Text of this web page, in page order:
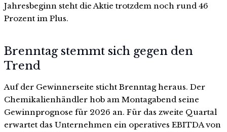
Jahresbeginn steht die Aktie trotzdem noch rund 46
Prozent im Plus.
Brenntag stemmt sich gegen den
Trend
Auf der Gewinnerseite sticht Brenntag heraus. Der
Chemikalienhändler hob am Montagabend seine
Gewinnprognose für 2026 an. Für das zweite Quartal
erwartet das Unternehmen ein operatives EBITDA von